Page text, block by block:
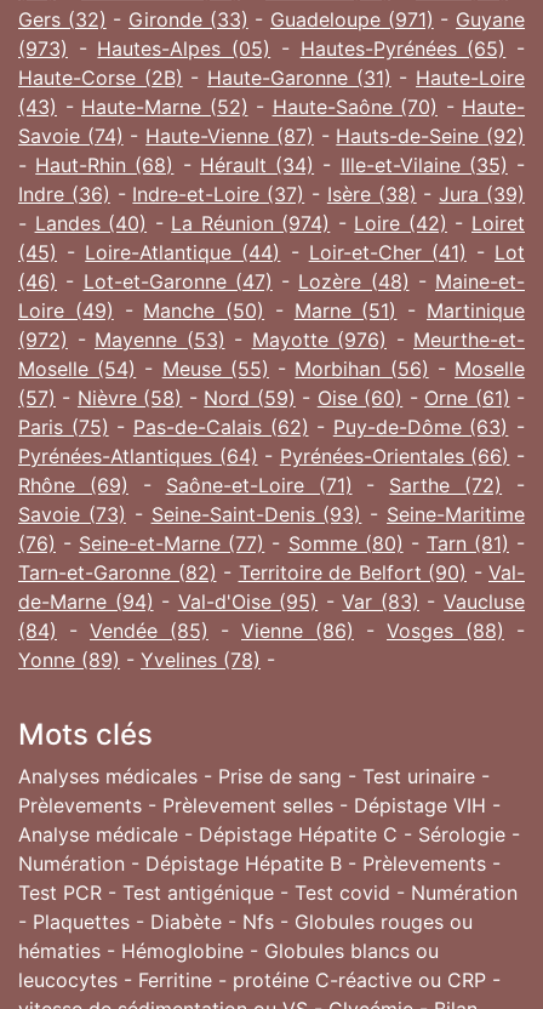
Gers (32) - Gironde (33) - Guadeloupe (971) - Guyane
(973) - Hautes-Alpes (05) - Hautes-Pyrénées (65) -
Haute-Corse (2B) - Haute-Garonne (31) - Haute-Loire
(43) - Haute-Marne (52) - Haute-Saône (70) - Haute-
Savoie (74) - Haute-Vienne (87) - Hauts-de-Seine (92)
- Haut-Rhin (68) - Hérault (34) - Ille-et-Vilaine (35) -
Indre (36) - Indre-et-Loire (37) - Isère (38) -Jura (39)
- Landes (40) - La Réunion (974) - Loire (42) - Loiret
(45) - Loire-Atlantique (44) - Loir-et-Cher (41) - Lot
(46) - Lot-et-Garonne (47) - Lozère (48) - Maine-et-
Loire (49) - Manche (50) - Marne (51) - Martinique
(972) - Mayenne (53) - Mayotte (976) - Meurthe-et-
Moselle (54) - Meuse (55) - Morbihan (56) - Moselle
(57) - Nièvre (58) - Nord (59) - Oise (60) - Orne (61) -
Paris (75) - Pas-de-Calais (62) - Puy-de-Dôme (63) -
Pyrénées-Atlantiques (64) - Pyrénées-Orientales (66) -
Rhône (69) - Saône-et-Loire (71) - Sarthe (72)
-
Savoie (73) - Seine-Saint-Denis (93) - Seine-Maritime
(76) - Seine-et-Marne (77) - Somme (80) - Tarn (81) -
Tarn-et-Garonne (82) - Territoire de Belfort (90) - Val-
de-Marne (94) - Val-d'Oise (95) -Var (83) -Vaucluse
(84) - Vendée (85) - Vienne (86) - Vosges (88) -
Yonne (89) - Yvelines (78) -
Mots clés
Analyses médicales - Prise de sang - Test urinaire -
Prèlevements - Prèlevement selles - Dépistage VIH -
Analyse médicale - Dépistage Hépatite C - Sérologie -
Numération - Dépistage Hépatite B - Prèlevements -
Test PCR - Test antigénique - Test covid - Numération
- Plaquettes - Diabète - Nfs - Globules rouges ou
hématies - Hémoglobine - Globules blancs ou
leucocytes - Ferritine - protéine C-réactive ou CRP -